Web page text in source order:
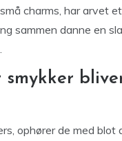
charms, har arvet
sammen danne en
ophører de med blot